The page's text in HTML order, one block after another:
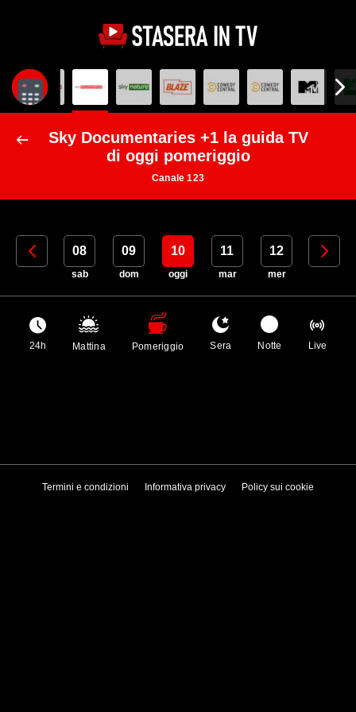
Sky Documentaries +1 la guida TV
di oggi pomeriggio
Canale 123
07 08
sab
09
dom
10
oggi
11
mar
12
mer
13
24h Mattina Pomeriggio Sera Notte Live
Termini e condizioni Informativa privacy Policy sui cookie